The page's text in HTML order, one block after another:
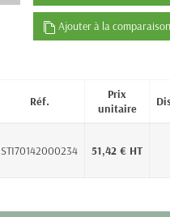
Ajouter à la comparaison
Réf.
Prix
unitaire
STI70142000234 51,42 € HT